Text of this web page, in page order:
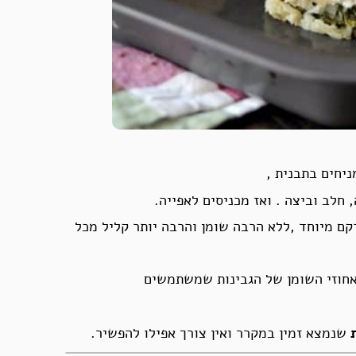
בתבנית ,
וביצה . ואז מכניסים לאפייה.
מיוחד ,ללא הרבה שומן והרבה יותר קליל מכל
שנמצא זמין במקרר ואין צורך אפילו להפשיר.